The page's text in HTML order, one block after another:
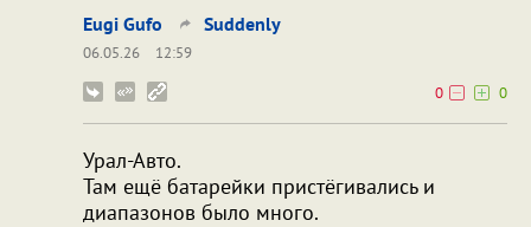
Eugi Gufo Suddenly
06.05.26
12:59
0
0
Урал-Авто.
Там ещё батарейки пристёгивались и
диапазонов было много.